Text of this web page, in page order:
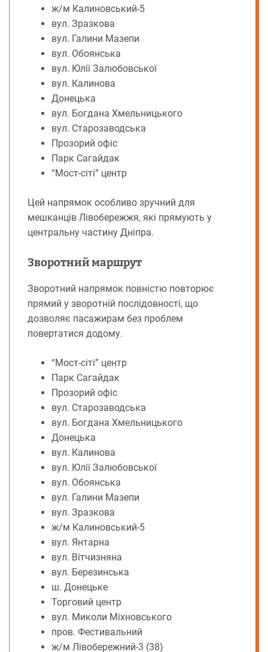
ж/м Калиновський-5
вул. Зразкова
вул. Галини Мазепи
вул. Обоянська
вул. Юлії Залюбовської
вул. Калинова
Донецька
вул. Богдана Хмельницького
вул. Старозаводська
Прозорий офіс
Парк Сагайдак
“Мост-сіті” центр
Цей напрямок особливо зручний для
мешканців Лівобережжя, які прямують у
центральну частину Дніпра.
Зворотний маршрут
Зворотний напрямок повністю повторює
прямий у зворотній послідовності, що
дозволяє пасажирам без проблем
повертатися додому.
“Мост-сіті” центр
Парк Сагайдак
Прозорий офіс
вул. Старозаводська
вул. Богдана Хмельницького
Донецька
вул. Калинова
вул. Юлії Залюбовської
вул. Обоянська
вул. Галини Мазепи
вул. Зразкова
ж/м Калиновський-5
вул. Янтарна
вул. Вітчизняна
вул. Березинська
ш. Донецьке
Торговий центр
вул. Миколи Міхновського
пров. Фестивальний
ж/м Лівобережний-3 (38)